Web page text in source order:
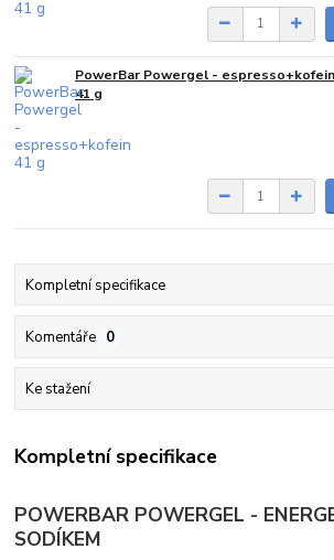
PowerBar Powergel - espresso+kofein
41 g
Kompletní specifikace
Komentáře 0
Ke stažení
Kompletní specifikace
POWERBAR POWERGEL -
SODÍKEM